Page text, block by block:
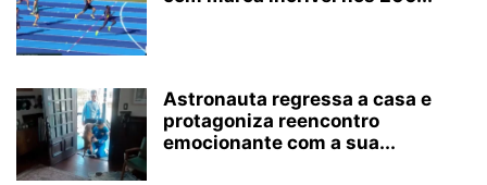
Astronauta regressa a casa e
protagoniza reencontro
emocionante com a sua...